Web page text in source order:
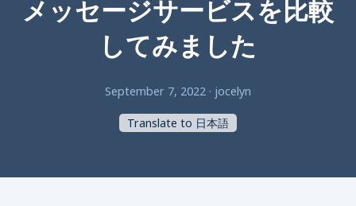
メッセージサービスを比較
してみました
September 7, 2022 · jocelyn
Translate to 日本語